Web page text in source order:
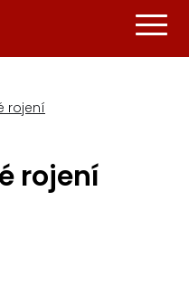
rojení
rojení